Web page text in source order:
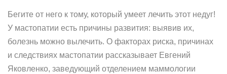
Бегите от него к тому, который умеет лечить этот недуг!
У мастопатии есть причины развития: выявив их,
болезнь можно вылечить. О факторах риска, причинах
и следствиях мастопатии рассказывает Евгений
Яковленко, заведующий отделением маммологии